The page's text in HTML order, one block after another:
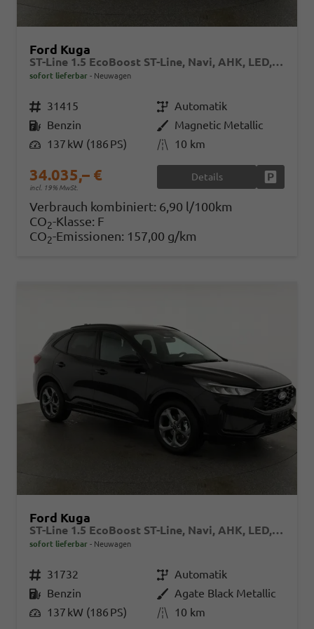
Ford Kuga
ST-Line 1.5 EcoBoost ST-Line, Navi, AHK, LED, Kamera, Winter, FS beheizbar, 5 J.-Garantie
sofort lieferbar Neuwagen
Fahrzeugnr. 31415 GetriebeAutomatik
Kraftstoff Benzin AußenfarbeMagnetic Metallic
Leistung 137 kW (186 PS) Kilometerstand 10 km
34.035,– €
incl. 19% MwSt.
Details
Verbrauch kombiniert: 6,90 l/100km
CO2-Klasse: F
CO2-Emissionen: 157,00 g/km
Ford Kuga
ST-Line 1.5 EcoBoost ST-Line, Navi, AHK, LED, Kamera, Winter, FS beheizbar, 5 J.-Garantie
sofort lieferbar Neuwagen
Fahrzeugnr. 31732 GetriebeAutomatik
Kraftstoff Benzin AußenfarbeAgate Black Metallic
Leistung 137 kW (186 PS) Kilometerstand 10 km